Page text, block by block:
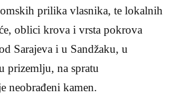
prilika vlasnika, te lokalnih
oblici krova i vrsta pokrova
Sarajeva i u Sandžaku, u
prizemlju, na spratu
neobrađeni kamen.